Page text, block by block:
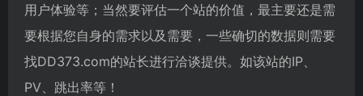
用户体验等；当然要评估一个站的价值，最主要还是需
要根据您自身的需求以及需要，一些确切的数据则需要
找DD373.com的站长进行洽谈提供。如该站的IP、
PV、跳出率等！